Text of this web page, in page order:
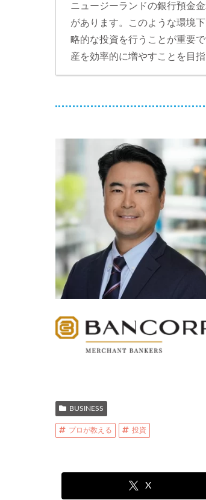
ニュージーランドの銀行預金
があります。このような環境
略的な投資を行うことが重要
産を効率的に増やすことを目指
BUSINESS
プロが教える 投資
X